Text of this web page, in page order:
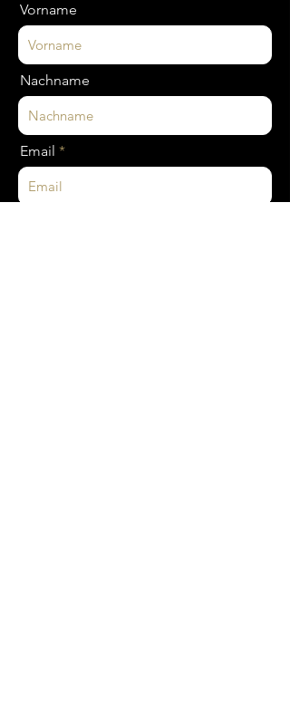
Vorname
Nachname
Email